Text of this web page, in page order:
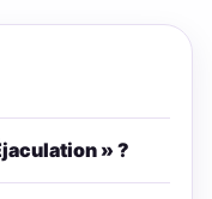
» ?